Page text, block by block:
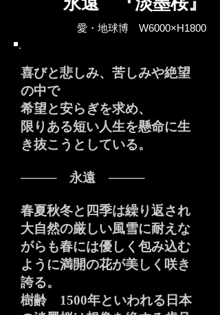
愛・地球博 W6000×H1800
喜びと悲しみ、苦しみや絶望
の中で
希望と安らぎを求め、
限りある短い人生を懸命に生
き抜こうとしている。
──── 永遠 ────
春夏秋冬と四季は繰り返され
大自然の厳しい風雪に耐えな
がらも春には優しく包み込む
ように満開の花が美しく咲き
誇る。
樹齢 1500年といわれる日本